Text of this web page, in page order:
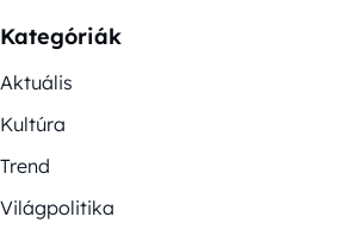
Kategóriák
Aktuális
Kultúra
Trend
Világpolitika